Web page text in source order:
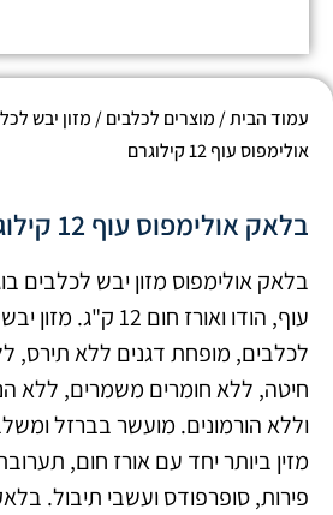
עמוד הבית/ מוצרים לכלבים/ מזון יבש
אולימפוס עוף 12 קילוגרם
בלאק אולימפוס עוף 12 קילוגרם
בלאק אולימפוס מזון יבש לכלבים
עוף, הודו ואורז חום 12 ק"ג.
לכלבים, מופחת דגנים ללא תירס,
חיטה, ללא חומרים משמרים, ללא
וללא הורמונים. מועשר בברזל
מזין ביותר יחד עם אורז חום,
פירות, סופרפודס ועשבי תיבול.